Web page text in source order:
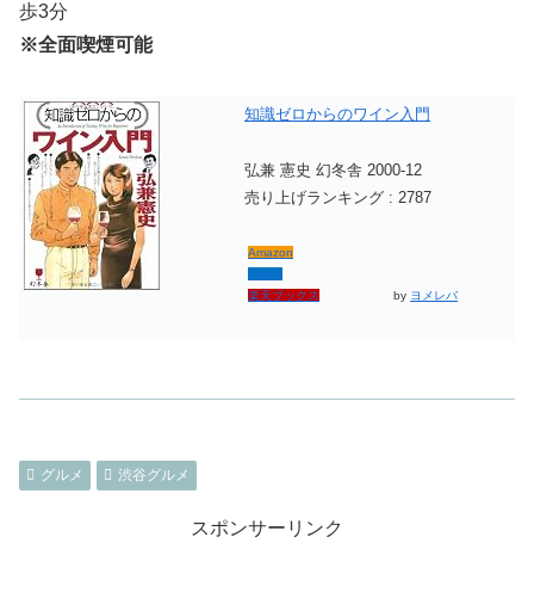
歩3分
※全面喫煙可能
知識ゼロからのワイン入門
弘兼 憲史 幻冬舎 2000-12
売り上げランキング : 2787
Amazon
楽天ブックス
by ヨメレバ
グルメ 渋谷グルメ
スポンサーリンク